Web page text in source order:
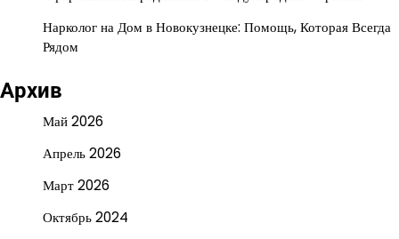
Нарколог на Дом в Новокузнецке: Помощь, Которая Всегда
Рядом
Архив
Май 2026
Апрель 2026
Март 2026
Октябрь 2024